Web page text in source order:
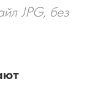
JPG, без